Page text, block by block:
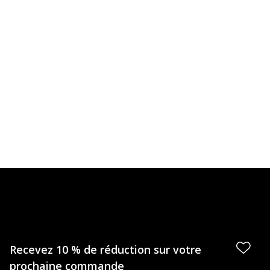
Recevez 10 % de réduction sur votre
prochaine commande